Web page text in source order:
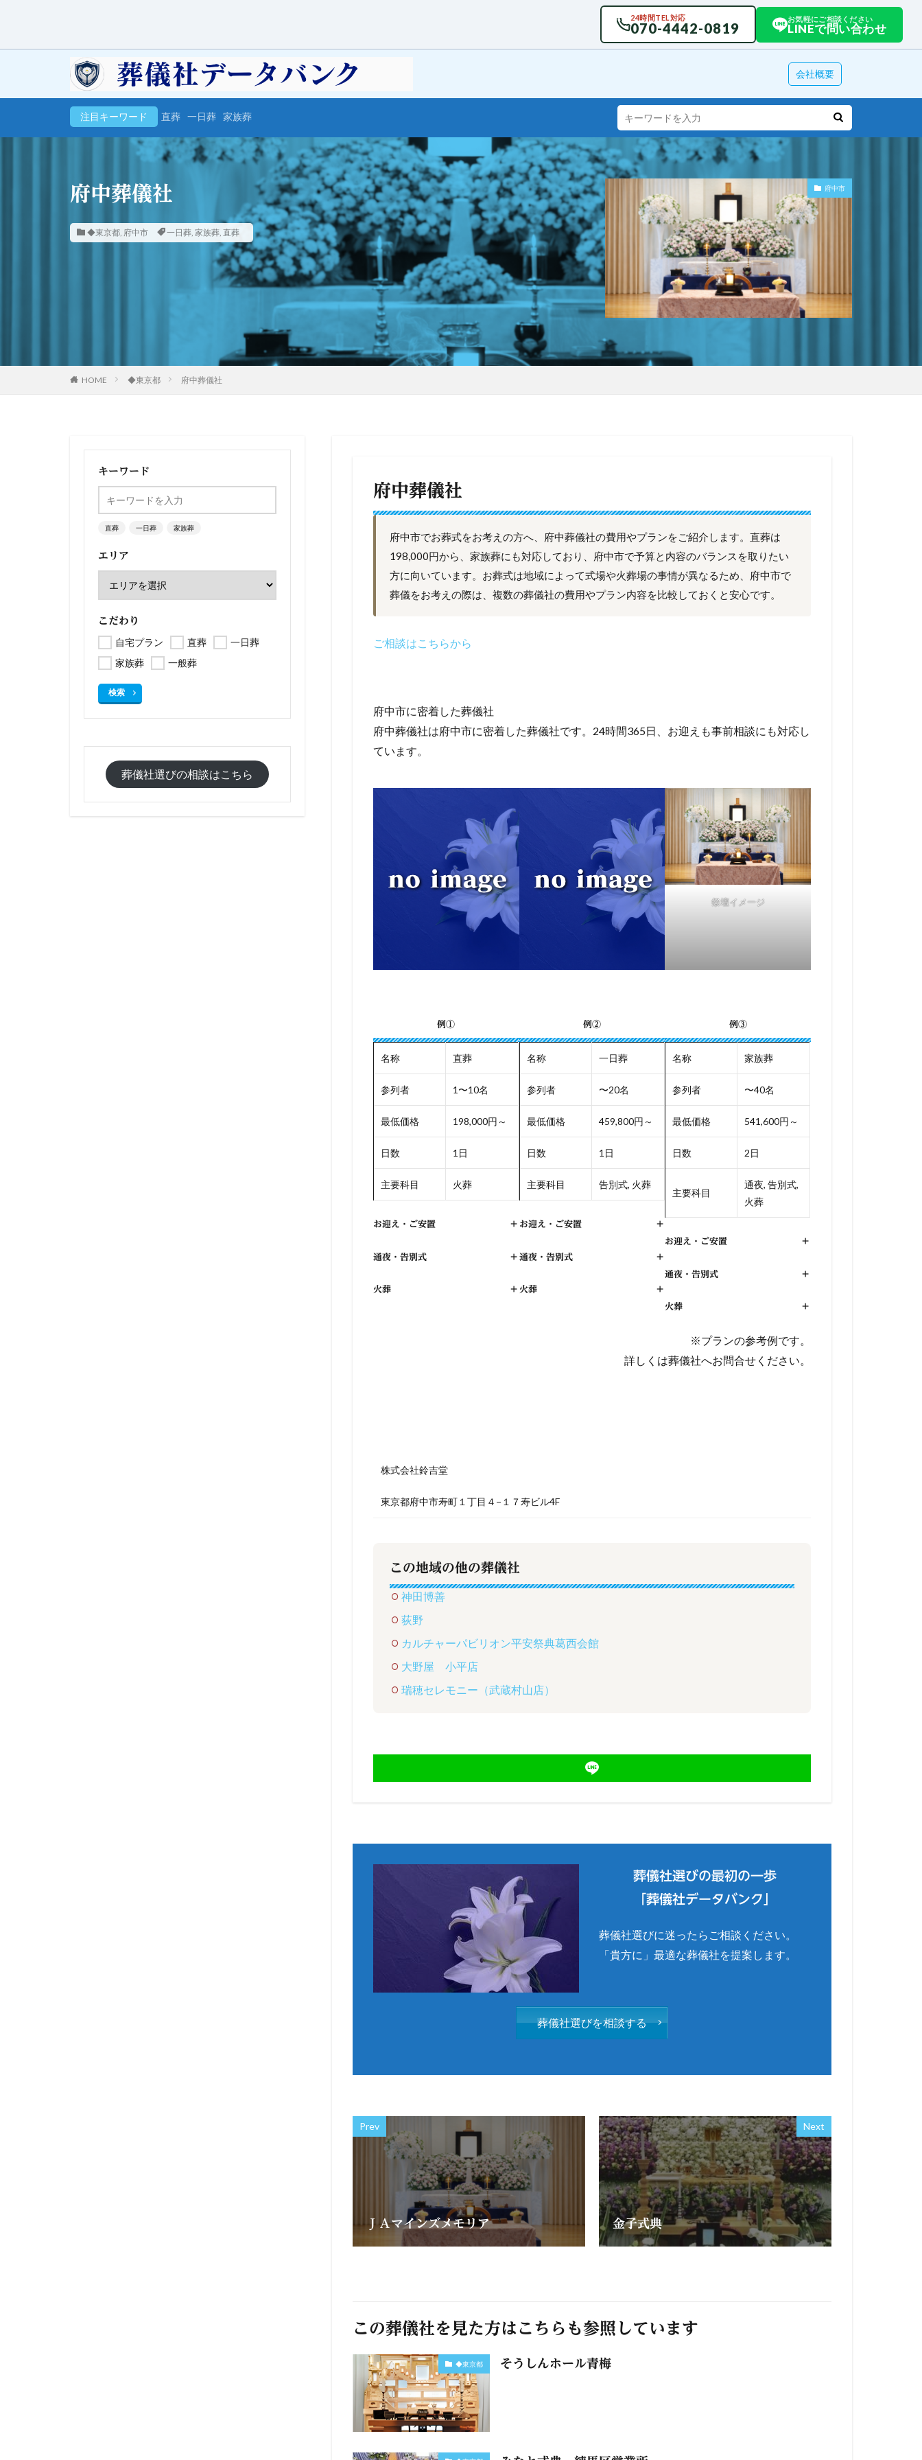
24時間TEL対応
070-4442-0819
お気軽にご相談ください
LINEで問い合わせ
会社概要
注目キーワード 直葬 一日葬 家族葬
府中葬儀社
◆東京都, 府中市 一日葬, 家族葬, 直葬
府中市
HOME ◆東京都 府中葬儀社
府中葬儀社
府中市でお葬式をお考えの方へ、府中葬儀社の費用やプランをご紹介します。直葬は
198,000円から、家族葬にも対応しており、府中市で予算と内容のバランスを取りたい
方に向いています。お葬式は地域によって式場や火葬場の事情が異なるため、府中市で
葬儀をお考えの際は、複数の葬儀社の費用やプラン内容を比較しておくと安心です。
ご相談はこちらから
府中市に密着した葬儀社
府中葬儀社は府中市に密着した葬儀社です。24時間365日、お迎えも事前相談にも対応し
ています。
祭壇イメージ
例①
名称 直葬
参列者 1〜10名
最低価格 198,000円～
日数 1日
主要科目 火葬
お迎え・ご安置 +
通夜・告別式 +
火葬 +
例②
名称 一日葬
参列者 〜20名
最低価格 459,800円～
日数 1日
主要科目 告別式, 火葬
お迎え・ご安置 +
通夜・告別式 +
火葬 +
例③
名称 家族葬
参列者 〜40名
最低価格 541,600円～
日数 2日
主要科目
通夜, 告別式,
火葬
お迎え・ご安置 +
通夜・告別式 +
火葬 +
※プランの参考例です。
詳しくは葬儀社へお問合せください。
株式会社鈴吉堂
東京都府中市寿町１丁目４−１７寿ビル4F
この地域の他の葬儀社
神田博善
荻野
カルチャーパビリオン平安祭典葛西会館
大野屋 小平店
瑞穂セレモニー（武蔵村山店）
葬儀社選びの最初の一歩
「葬儀社データバンク」
葬儀社選びに迷ったらご相談ください。
「貴方に」最適な葬儀社を提案します。
葬儀社選びを相談する
Prev
ＪＡマインズメモリア
Next
金子式典
この葬儀社を見た方はこちらも参照しています
◆東京都 そうしんホール青梅
キーワード
直葬 一日葬 家族葬
エリア
こだわり
自宅プラン 直葬
一日葬
家族葬
一般葬
検索
葬儀社選びの相談はこちら